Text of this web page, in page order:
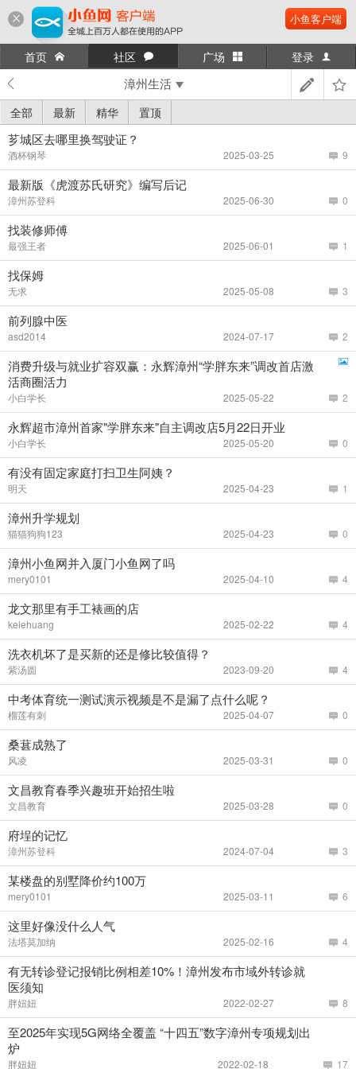
小鱼客户端
首页 社区 广场 登录
漳州生活
全部 最新 精华 置顶
芗城区去哪里换驾驶证？
酒杯钢琴 9
2025-03-25
最新版《虎渡苏氏研究》编写后记
漳州苏登科 0
2025-06-30
找装修师傅
最强王者 1
2025-06-01
找保姆
无求 3
2025-05-08
前列腺中医
asd2014 2
2024-07-17
消费升级与就业扩容双赢：永辉漳州“学胖东来”调改首店激
活商圈活力
小白学长 2
2025-05-22
永辉超市漳州首家"学胖东来"自主调改店5月22日开业
小白学长 0
2025-05-20
有没有固定家庭打扫卫生阿姨？
明天 1
2025-04-23
漳州升学规划
猫猫狗狗123 0
2025-04-23
漳州小鱼网并入厦门小鱼网了吗
mery0101 4
2025-04-10
龙文那里有手工裱画的店
kelehuang 4
2025-02-22
洗衣机坏了是买新的还是修比较值得？
紫汤圆 4
2023-09-20
中考体育统一测试演示视频是不是漏了点什么呢？
榴莲有刺 0
2025-04-07
桑葚成熟了
风凌 0
2025-03-31
文昌教育春季兴趣班开始招生啦
文昌教育 0
2025-03-28
府埕的记忆
漳州苏登科 3
2024-07-04
某楼盘的别墅降价约100万
mery0101 6
2025-03-11
这里好像没什么人气
法塔莫加纳 4
2025-02-16
有无转诊登记报销比例相差10%！漳州发布市域外转诊就
医须知
胖妞妞 8
2022-02-27
至2025年实现5G网络全覆盖 “十四五”数字漳州专项规划出
炉
胖妞妞 17
2022-02-18